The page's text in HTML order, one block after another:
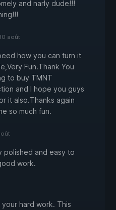
and narly dude!!!
août
how you can turn it
Fun.Thank You
to buy TMNT
and I hope you guys
it also.Thanks again
so much fun.
polished and easy to
work.
hard work. This